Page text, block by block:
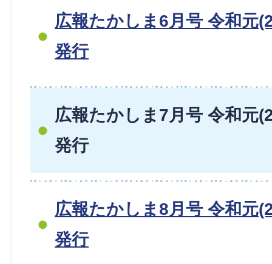
広報たかしま6月号 令和元
発行
広報たかしま7月号 令和元
発行
広報たかしま8月号 令和元
発行